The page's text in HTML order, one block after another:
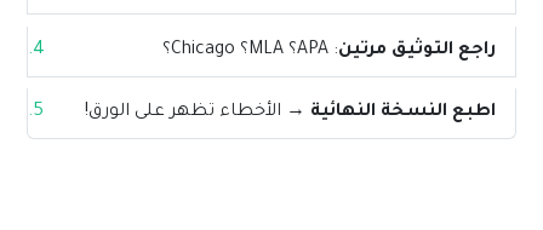
راجع التوثيق مرتين: APA؟ MLA؟ Chicago؟
اطبع النسخة النهائية → الأخطاء تظهر على الورق!